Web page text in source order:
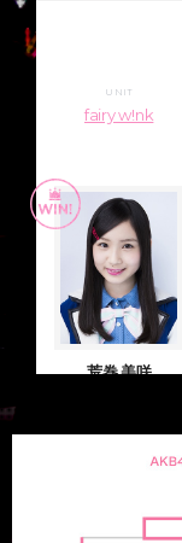
UNIT
fairy w!nk
荒巻 美咲